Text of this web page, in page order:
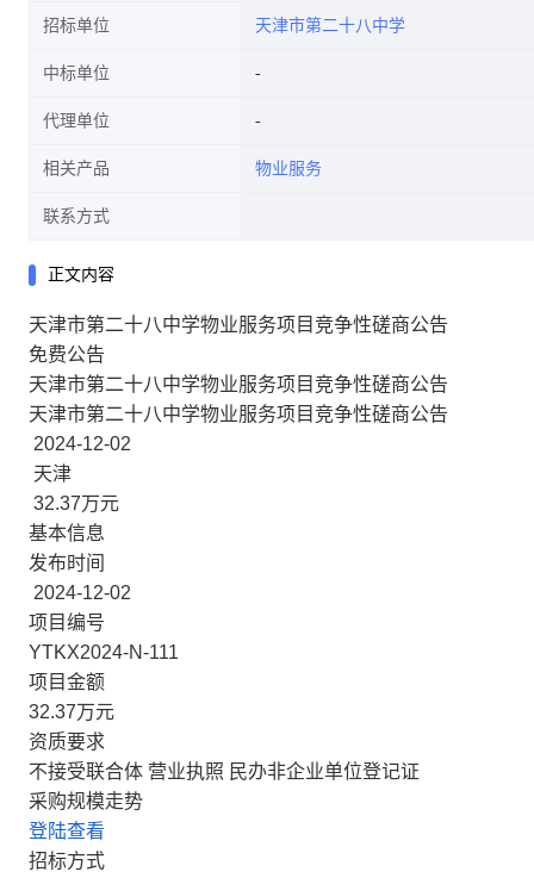
招标单位 天津市第二十八中学
中标单位
代理单位
相关产品 物业服务
联系方式
正文内容
天津市第二十八中学物业服务项目竞争性磋商公告
免费公告
天津市第二十八中学物业服务项目竞争性磋商公告
天津市第二十八中学物业服务项目竞争性磋商公告
2024-12-02
天津
32.37万元
基本信息
发布时间
2024-12-02
项目编号
YTKX2024-N-111
项目金额
32.37万元
资质要求
不接受联合体 营业执照 民办非企业单位登记证
采购规模走势
登陆查看
招标方式